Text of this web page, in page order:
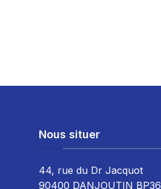
Nous situer
44, rue du Dr Jacquot
90400 DANJOUTIN BP36